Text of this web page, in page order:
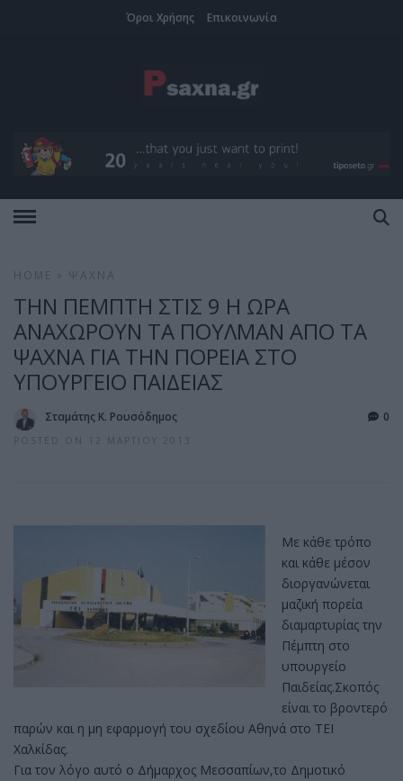
Όροι Χρήσης Επικοινωνία
HOME ΨΑΧΝΆ
ΤΗΝ ΠΕΜΠΤΗ ΣΤΙΣ 9 Η ΩΡΑ
ΑΝΑΧΩΡΟΥΝ ΤΑ ΠΟΥΛΜΑΝ ΑΠΟ ΤΑ
ΨΑΧΝΑ ΓΙΑ ΤΗΝ ΠΟΡΕΙΑ ΣΤΟ
ΥΠΟΥΡΓΕΙΟ ΠΑΙΔΕΙΑΣ
Σταμάτης Κ. Ρουσόδημος
POSTED ON 12 ΜΑΡΤΊΟΥ 2013
0
Με κάθε τρόπο
και κάθε μέσον
διοργανώνεται
μαζική πορεία
διαμαρτυρίας την
Πέμπτη στο
υπουργείο
Παιδείας.Σκοπός
είναι το βροντερό
παρών και η μη εφαρμογή του σχεδίου Αθηνά στο ΤΕΙ
Χαλκίδας.
Για τον λόγο αυτό ο Δήμαρχος Μεσσαπίων,το Δημοτικό